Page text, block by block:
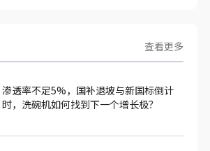
查看更多
渗透率不足5%，国补退坡与新国标倒计
时，洗碗机如何找到下一个增长极？